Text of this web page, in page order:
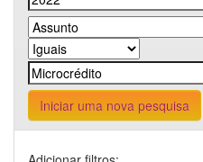
Iniciar uma nova pesquisa